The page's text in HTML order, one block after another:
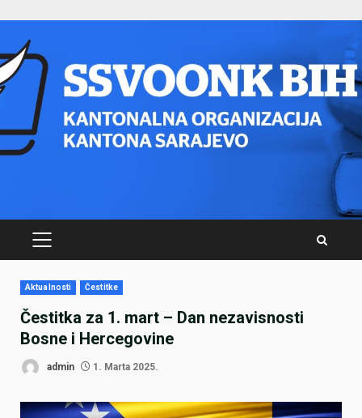
content
PRIMARY
Aktualnosti Čestitke
Čestitka za 1. mart – Dan nezavisnosti
Bosne i Hercegovine
admin 1. Marta 2025.